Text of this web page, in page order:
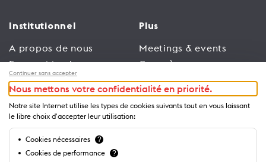
Institutionnel
A propos de nous
Espace Membres
Emploi
Conditions générales
d’utilisation
Politique de
confidentialité
Plus
Meetings & events
Congrès
Trade
Espace Médias
Annonceurs
Brochures et guides
Continuer sans accepter
Nous mettons votre confidentialité en priorité.
Notre site Internet utilise les types de cookies suivants tout en vous laissant
le libre choix d'accepter leur utilisation:
Cookies nécessaires ?
Cookies de performance ?